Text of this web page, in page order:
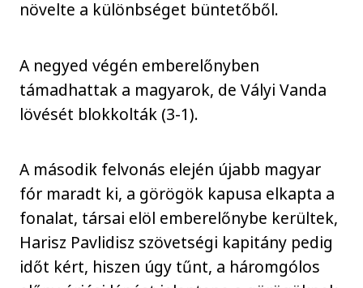
növelte a különbséget büntetőből.
A negyed végén emberelőnyben
támadhattak a magyarok, de Vályi Vanda
lövését blokkolták (3-1).
A második felvonás elején újabb magyar
fór maradt ki, a görögök kapusa elkapta a
fonalat, társai elöl emberelőnybe kerültek,
Harisz Pavlidisz szövetségi kapitány pedig
időt kért, hiszen úgy tűnt, a háromgólos